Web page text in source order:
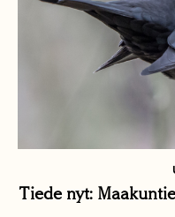
Tiede nyt: